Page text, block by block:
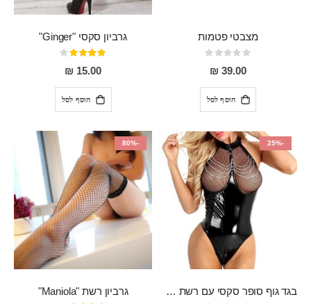
מצבטי פטמות
Rating:
0%
39.00 ₪
הוסף לסל
גרביון סקסי "Ginger"
דירוג:
80%
15.00 ₪
הוסף לסל
-25%
בגד גוף סופר סקסי עם רשת שקופה בחזה ושרשרות מלמעלה וריצרץ מלמטה Pan במפשעה
-80%
גרביון רשת "Maniola"